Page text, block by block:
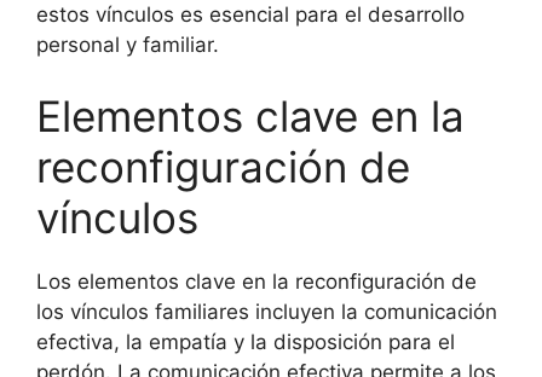
estos vínculos es esencial para el desarrollo
personal y familiar.
Elementos clave en la
reconfiguración de
vínculos
Los elementos clave en la reconfiguración de
los vínculos familiares incluyen la comunicación
efectiva, la empatía y la disposición para el
perdón. La comunicación efectiva permite a los